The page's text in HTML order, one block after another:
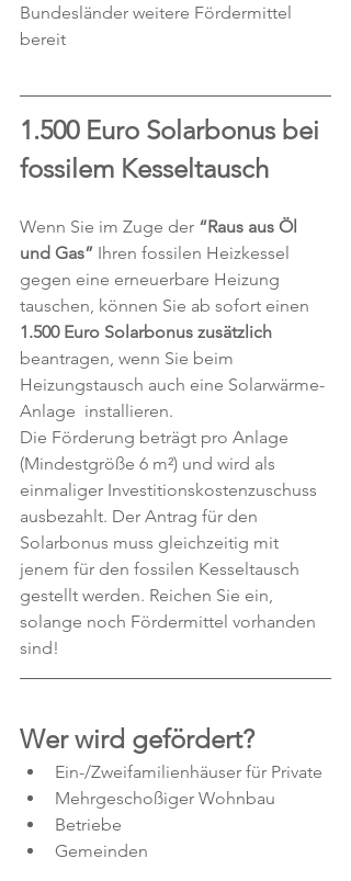
Bundesländer weitere Fördermittel
bereit
1.500 Euro Solarbonus bei
fossilem Kesseltausch
Wenn Sie im Zuge der “Raus aus Öl
und Gas” Ihren fossilen Heizkessel
gegen eine erneuerbare Heizung
tauschen, können Sie ab sofort einen
1.500 Euro Solarbonus zusätzlich
beantragen, wenn Sie beim
Heizungstausch auch eine Solarwärme-
Anlage  installieren.
Die Förderung beträgt pro Anlage
(Mindestgröße 6 m²) und wird als
einmaliger Investitionskostenzuschuss
ausbezahlt. Der Antrag für den
Solarbonus muss gleichzeitig mit
jenem für den fossilen Kesseltausch
gestellt werden. Reichen Sie ein,
solange noch Fördermittel vorhanden
sind!
Wer wird gefördert?
Ein-/Zweifamilienhäuser für Private
Mehrgeschoßiger Wohnbau
Betriebe
Gemeinden